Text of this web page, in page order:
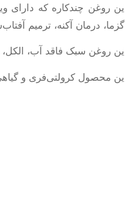
اگزما، درمان آکنه، ترمیم
این روغن سبک فاقد آب،
این محصول کرولتی‌فری و